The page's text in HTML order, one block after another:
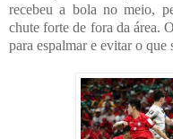
recebeu a bola no meio,
chute forte de fora da área.
para espalmar e evitar o